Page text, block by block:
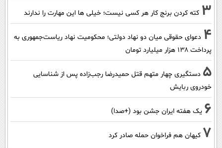
3 کته کردن برنج کار هر کسی نیست؛ خیلی ها این مهارت را ندارند
4 دعوای حقوقی میان دو نهاد دولتی؛ محکومیت نهاد ریاست‌جمهوری به
پرداخت ۱۳۸ هزار میلیارد تومان
5 دستگیری چهار متهم قتل حمیدرضا رجب‌زاده پس از شناسایی
خودروی ربایش
6 یک هفته ایران جشن بود (+صدا)
7 کیهان هم فراخوان حمله صادر کرد